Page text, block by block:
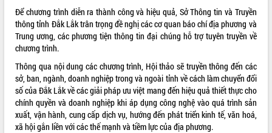
LIÊN KẾT WEB
THỐNG KÊ TRUY CẬP
Để chương trình diễn ra thành công và hiệu quả, Sở Thông tin và Truyền
thông tỉnh Đắk Lắk trân trọng đề nghị các cơ quan báo chí địa phương và
Trung ương, các phương tiện thông tin đại chúng hỗ trợ tuyên truyền về
chương trình.
Thông qua nội dung các chương trình, Hội thảo sẽ truyền thông đến các
sở, ban, ngành, doanh nghiệp trong và ngoài tỉnh về cách làm chuyển đổi
số của Đắk Lắk về các giải pháp ưu việt mang đến hiệu quả thiết thực cho
chính quyền và doanh nghiệp khi áp dụng công nghệ vào quá trình sản
xuất, vận hành, cung cấp dịch vụ, hướng đến phát triển kinh tế, văn hoá,
xã hội gắn liền với các thế mạnh và tiềm lực của địa phương.